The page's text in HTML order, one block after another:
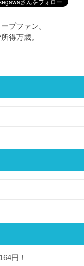
プファン。
得万歳。
円！